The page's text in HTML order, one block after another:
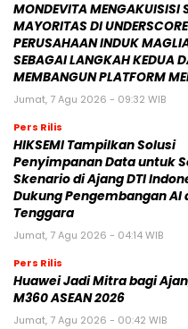
MONDEVITA MENGAKUISISI
MAYORITAS DI
PERUSAHAAN INDUK
SEBAGAI LANGKAH KEDUA
MEMBANGUN PLATFORM
Jumat, 7 Agu 2026 - 09:32 WIB
Pers Rilis
HIKSEMI Tampilkan Solusi
Penyimpanan Data untuk
Skenario di Ajang DTI
Dukung Pengembangan AI
Tenggara
Jumat, 7 Agu 2026 - 04:14 WIB
Pers Rilis
Huawei Jadi Mitra bagi
M360 ASEAN 2026
Jumat, 7 Agu 2026 - 00:42 WIB